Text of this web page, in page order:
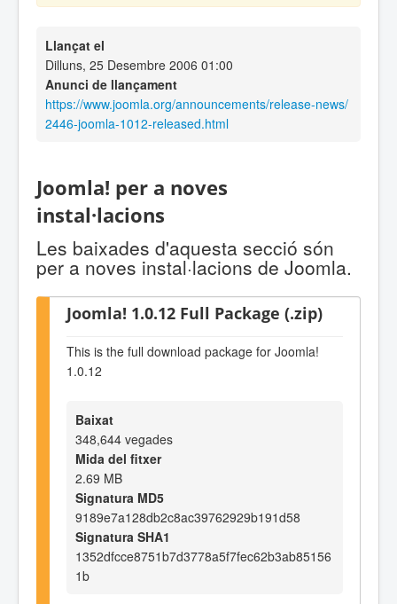
Llançat el
Dilluns, 25 Desembre 2006 01:00
Anunci de llançament
https://www.joomla.org/announcements/release-news/
2446-joomla-1012-released.html
Joomla! per a noves
instal·lacions
Les baixades d'aquesta secció són
per a noves instal·lacions de Joomla.
Joomla! 1.0.12 Full Package (.zip)
This is the full download package for Joomla!
1.0.12
Baixat
348,644 vegades
Mida del fitxer
2.69 MB
Signatura MD5
9189e7a128db2c8ac39762929b191d58
Signatura SHA1
1352dfcce8751b7d3778a5f7fec62b3ab85156
1b